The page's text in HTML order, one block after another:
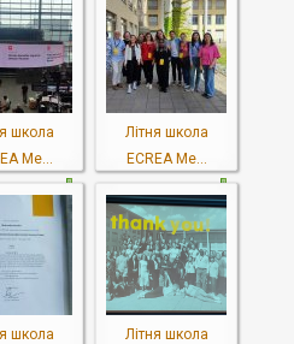
школа
Me...
Літня школа
ECREA Me...
школа
Літня школа